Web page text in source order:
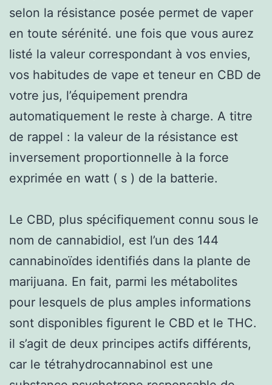
selon la résistance posée permet de vaper
en toute sérénité. une fois que vous aurez
listé la valeur correspondant à vos envies,
vos habitudes de vape et teneur en CBD de
votre jus, l’équipement prendra
automatiquement le reste à charge. A titre
de rappel : la valeur de la résistance est
inversement proportionnelle à la force
exprimée en watt ( s ) de la batterie.
Le CBD, plus spécifiquement connu sous le
nom de cannabidiol, est l’un des 144
cannabinoïdes identifiés dans la plante de
marijuana. En fait, parmi les métabolites
pour lesquels de plus amples informations
sont disponibles figurent le CBD et le THC.
il s’agit de deux principes actifs différents,
car le tétrahydrocannabinol est une